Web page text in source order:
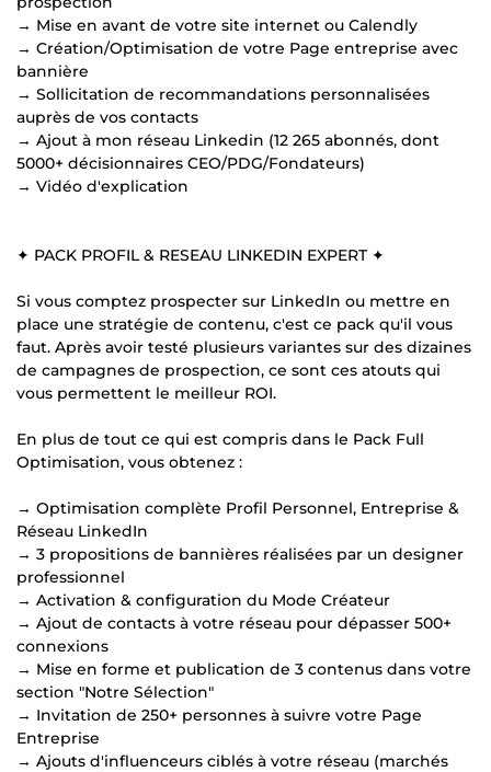
→ Mise en avant de votre site internet ou Calendly
→ Création/Optimisation de votre Page entreprise avec
bannière
→ Sollicitation de recommandations personnalisées
auprès de vos contacts
→ Ajout à mon réseau Linkedin (12 265 abonnés, dont
5000+ décisionnaires CEO/PDG/Fondateurs)
→ Vidéo d'explication
✦ PACK PROFIL & RESEAU LINKEDIN EXPERT ✦
Si vous comptez prospecter sur LinkedIn ou mettre en
place une stratégie de contenu, c'est ce pack qu'il vous
faut. Après avoir testé plusieurs variantes sur des dizaines
de campagnes de prospection, ce sont ces atouts qui
vous permettent le meilleur ROI.
En plus de tout ce qui est compris dans le Pack Full
Optimisation, vous obtenez :
→ Optimisation complète Profil Personnel, Entreprise &
Réseau LinkedIn
→ 3 propositions de bannières réalisées par un designer
professionnel
→ Activation & configuration du Mode Créateur
→ Ajout de contacts à votre réseau pour dépasser 500+
connexions
→ Mise en forme et publication de 3 contenus dans votre
section "Notre Sélection"
→ Invitation de 250+ personnes à suivre votre Page
Entreprise
→ Ajouts d'influenceurs ciblés à votre réseau (marchés